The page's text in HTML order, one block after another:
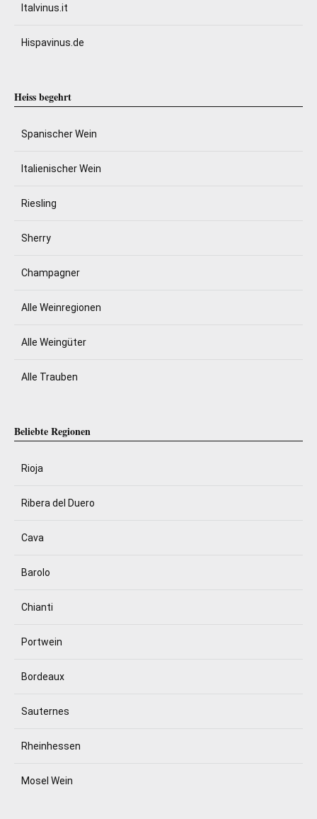
Italvinus.it
Hispavinus.de
Heiss begehrt
Spanischer Wein
Italienischer Wein
Riesling
Sherry
Champagner
Alle Weinregionen
Alle Weingüter
Alle Trauben
Beliebte Regionen
Rioja
Ribera del Duero
Cava
Barolo
Chianti
Portwein
Bordeaux
Sauternes
Rheinhessen
Mosel Wein